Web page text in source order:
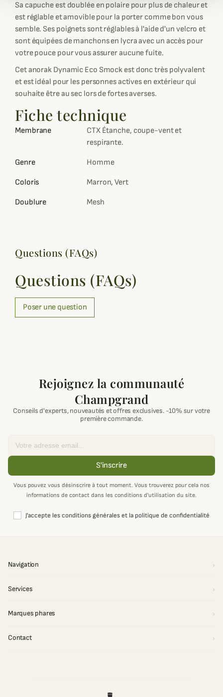
Sa capuche est doublée en polaire pour plus de chaleur et
est réglable et amovible pour la porter comme bon vous
semble. Ses poignets sont réglables à l'aide d'un velcro et
sont équipées de manchons en lycra avec un accès pour
votre pouce pour vous assurer aucune fuite.
Cet anorak Dynamic Eco Smock est donc très polyvalent
et est idéal pour les personnes actives en extérieur qui
souhaite être au sec lors de fortes averses.
Fiche technique
Membrane
CTX Étanche, coupe-vent et
respirante.
Genre Homme
Coloris Marron, Vert
Doublure Mesh
Questions (FAQs)
Questions (FAQs)
Poser une question
Rejoignez la communauté
Champgrand
Conseils d'experts, nouveautés et offres exclusives. -10% sur votre
première commande.
S'inscrire
Vous pouvez vous désinscrire à tout moment. Vous trouverez pour cela nos
informations de contact dans les conditions d'utilisation du site.
J'accepte les conditions générales et la politique de confidentialité
Navigation
Services
Marques phares
Contact